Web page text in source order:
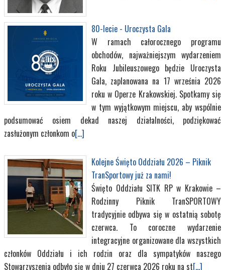
80-lecie - Uroczysta Gala
W ramach całorocznego programu
obchodów, najważniejszym wydarzeniem
Roku Jubileuszowego będzie Uroczysta
Gala, zaplanowana na 17 września 2026
roku w Operze Krakowskiej. Spotkamy się
w tym wyjątkowym miejscu, aby wspólnie
podsumować osiem dekad naszej działalności, podziękować
zasłużonym członkom o[...]
Kolejne Święto Oddziału 2026 – Piknik
TranSportowy już za nami!
Święto Oddziału SITK RP w Krakowie –
Rodzinny Piknik TranSPORTOWY
tradycyjnie odbywa się w ostatnią sobotę
czerwca. To coroczne wydarzenie
integracyjne organizowane dla wszystkich
członków Oddziału i ich rodzin oraz dla sympatyków naszego
Stowarzyszenia odbyło się w dniu 27 czerwca 2026 roku na st[...]